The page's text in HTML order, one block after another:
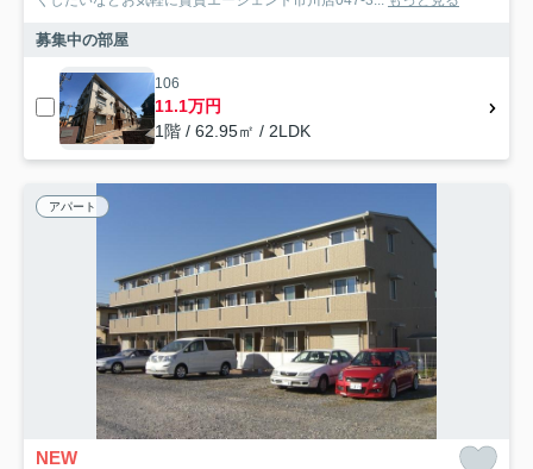
募集中の部屋
106
11.1万円
1階 / 62.95㎡ / 2LDK
アパート
NEW